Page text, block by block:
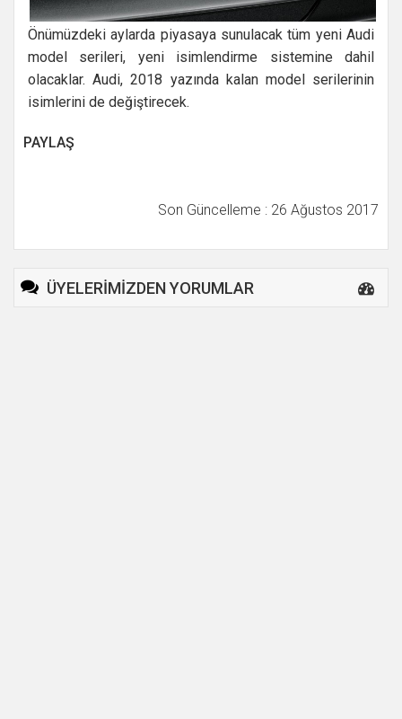
Önümüzdeki aylarda piyasaya sunulacak tüm yeni Audi
model serileri, yeni isimlendirme sistemine dahil
olacaklar. Audi, 2018 yazında kalan model serilerinin
isimlerini de değiştirecek.
PAYLAŞ
Son Güncelleme : 26 Ağustos 2017
ÜYELERİMİZDEN YORUMLAR